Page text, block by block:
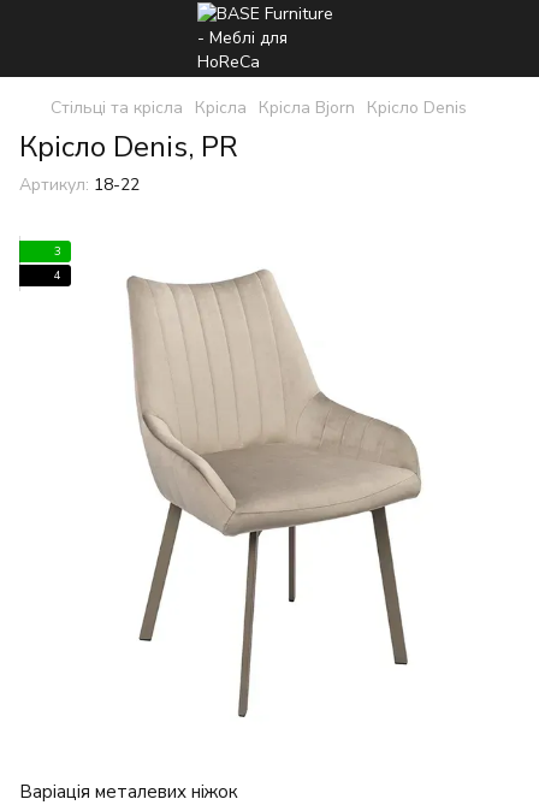
Стільці та крісла Крісла Крісла Bjorn Крісло Denis
Крісло Denis, PR
Артикул: 18-22
3
4
Варіація металевих ніжок